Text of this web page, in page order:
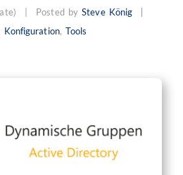
Posted bySteve König
Konfiguration,Tools